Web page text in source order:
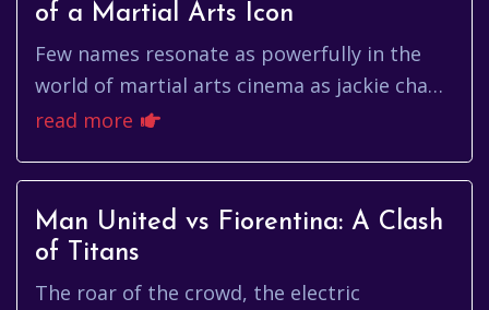
of a Martial Arts Icon
Few names resonate as powerfully in the
world of martial arts cinema as jackie chan.
More than just an actor, Jackie Chan is a
read more
Man United vs Fiorentina: A Clash
of Titans
The roar of the crowd, the electric